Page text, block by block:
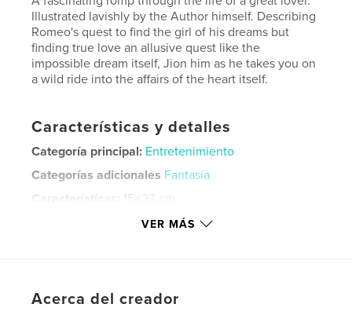
Illustrated lavishly by the Author himself. Describing
Romeo's quest to find the girl of his dreams but
finding true love an allusive quest like the
impossible dream itself, Jion him as he takes you on
a wild ride into the affairs of the heart itself.
Características y detalles
Categoría principal: Entretenimiento
Categorías adicionales Fantasía
Características: 15×23 cm
IdiomaEnglish
VER MÁS
Acerca del creador